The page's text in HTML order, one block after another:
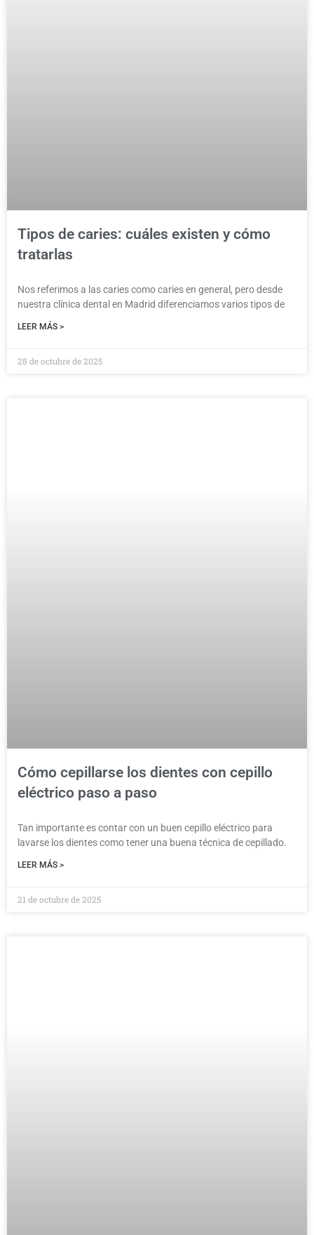
Tipos de caries: cuáles existen y cómo
tratarlas
Nos referimos a las caries como caries en general, pero desde
nuestra clínica dental en Madrid diferenciamos varios tipos de
LEER MÁS >
28 de octubre de 2025
Cómo cepillarse los dientes con cepillo
eléctrico paso a paso
Tan importante es contar con un buen cepillo eléctrico para
lavarse los dientes como tener una buena técnica de cepillado.
LEER MÁS >
21 de octubre de 2025